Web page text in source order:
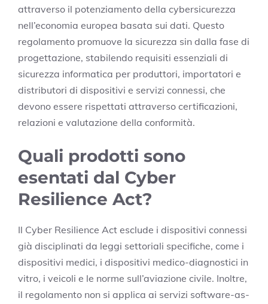
attraverso il potenziamento della cybersicurezza
nell’economia europea basata sui dati. Questo
regolamento promuove la sicurezza sin dalla fase di
progettazione, stabilendo requisiti essenziali di
sicurezza informatica per produttori, importatori e
distributori di dispositivi e servizi connessi, che
devono essere rispettati attraverso certificazioni,
relazioni e valutazione della conformità.
Quali prodotti sono
esentati dal Cyber
Resilience Act?
Il Cyber Resilience Act esclude i dispositivi connessi
già disciplinati da leggi settoriali specifiche, come i
dispositivi medici, i dispositivi medico-diagnostici in
vitro, i veicoli e le norme sull’aviazione civile. Inoltre,
il regolamento non si applica ai servizi software-as-